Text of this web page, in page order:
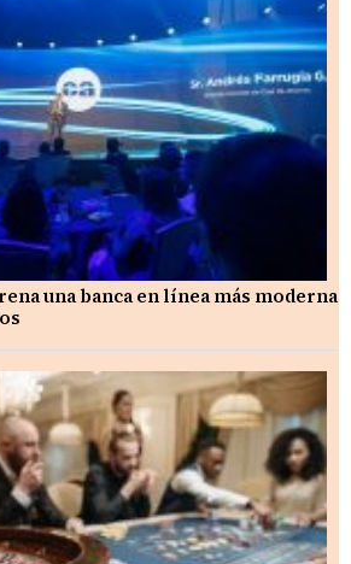
una banca en línea más moderna